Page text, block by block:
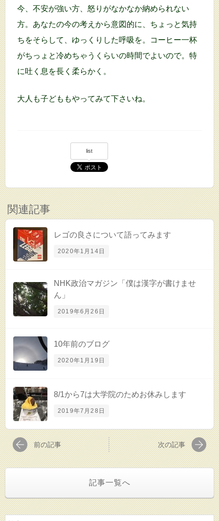
今、不安が強い方、怒りがなかなか納められない
方。あなたの今の考えから意図的に、ちょっと気持
ちをそらして、ゆっくりした呼吸を。コーヒー一杯
がちっょと冷めちゃうくらいの時間でよいので。特
に吐く息を長く柔らかく。
大人も子どももやってみて下さいね。
list
関連記事
レゴの良さについて語ってみます
2020年1月14日
NHK政治マガジン「僕は漢字が書けませ
ん」
2019年6月26日
10年前のブログ
2020年1月19日
8/1から7は大学院のためお休みします
2019年7月28日
前の記事 次の記事
記事一覧へ
検